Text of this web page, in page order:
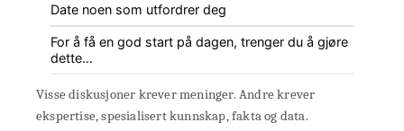
Date noen som utfordrer deg
For å få en god start på dagen, trenger du å gjøre
dette…
Visse diskusjoner krever meninger. Andre krever
ekspertise, spesialisert kunnskap, fakta og data.